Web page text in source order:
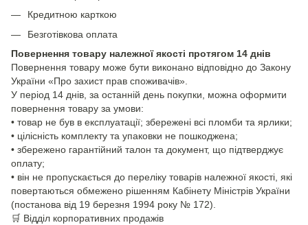
Кредитною карткою
Безготівкова оплата
Повернення товару належної якості протягом 14 днів
Повернення товару може бути виконано відповідно до Закону
України «Про захист прав споживачів».
У період 14 днів, за останній день покупки, можна оформити
повернення товару за умови:
• товар не був в експлуатації; збережені всі пломби та ярлики;
• цілісність комплекту та упаковки не пошкоджена;
• збережено гарантійний талон та документ, що підтверджує
оплату;
• він не пропускається до переліку товарів належної якості, які
повертаються обмежено рішенням Кабінету Міністрів України
(постанова від 19 березня 1994 року № 172).
🛒 Відділ корпоративних продажів